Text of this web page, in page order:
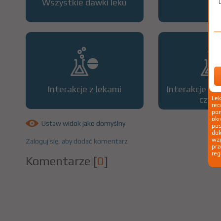
Wszystkie dawki leku
Interakcje z lekami
Interakcje z
Ustaw widok jako domyślny
Zaloguj się, aby dodać komentarz
Komentarze [0]